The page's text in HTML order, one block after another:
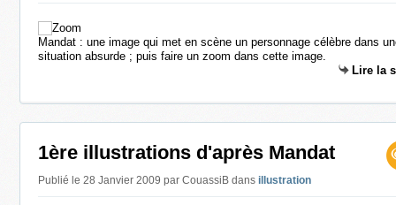
Mandat : une image qui met en scène un personnage célèbre dans
situation absurde ; puis faire un zoom dans cette image.
Lire la
1ère illustrations d'après Mandat
Publié le 28 Janvier 2009 par CouassiB dans illustration